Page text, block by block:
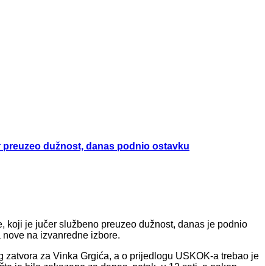
dužnost, danas podnio ostavku
je jučer službeno preuzeo dužnost, danas je podnio
na izvanredne izbore.
za Vinka Grgića, a o prijedlogu USKOK-a trebao je